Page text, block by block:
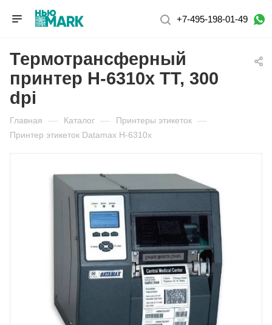
+7-495-198-01-49
Термотрансферный
принтер H-6310x TT, 300
dpi
Главная — Каталог — Принтеры этикеток —
Принтер этикеток Datamax H-6310x